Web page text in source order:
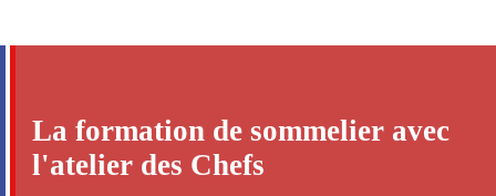
La formation de sommelier avec
l'atelier des Chefs